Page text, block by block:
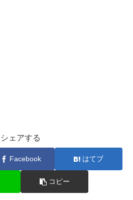
シェアする
Facebook はてブ
コピー